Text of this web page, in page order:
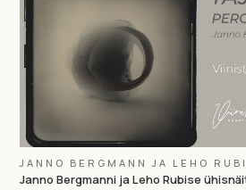
JANNO BERGMANN JA LEHO
Janno Bergmanni ja Leho Rubise